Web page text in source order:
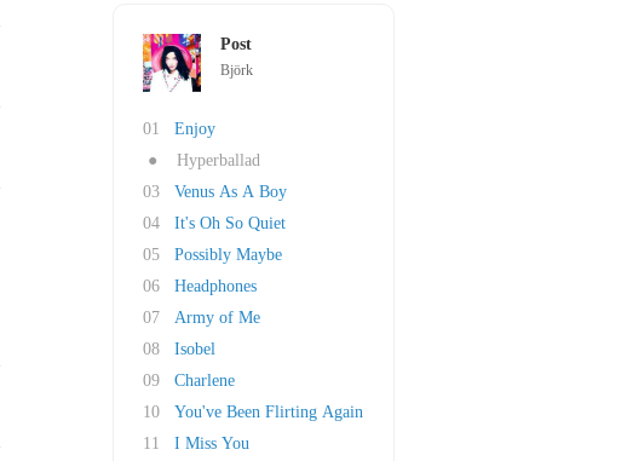
Post
Björk
01
Enjoy
●
Hyperballad
03
Venus As A Boy
04
It's Oh So Quiet
05
Possibly Maybe
06
Headphones
07
Army of Me
08
Isobel
09
Charlene
10
You've Been Flirting Again
11
I Miss You